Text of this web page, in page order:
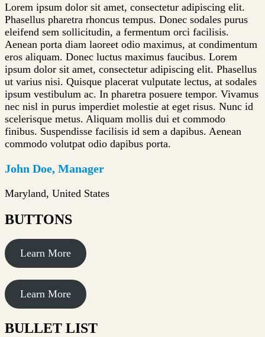
Lorem ipsum dolor sit amet, consectetur adipiscing elit.
Phasellus pharetra rhoncus tempus. Donec sodales purus
eleifend sem sollicitudin, a fermentum orci facilisis.
Aenean porta diam laoreet odio maximus, at condimentum
eros aliquam. Donec luctus maximus faucibus. Lorem
ipsum dolor sit amet, consectetur adipiscing elit. Phasellus
ut varius nisi. Quisque placerat vulputate lectus, at sodales
ipsum vestibulum ac. In pharetra posuere tempor. Vivamus
nec nisl in purus imperdiet molestie at eget risus. Nunc id
scelerisque metus. Aliquam mollis dui et commodo
finibus. Suspendisse facilisis id sem a dapibus. Aenean
commodo volutpat odio dapibus porta.
John Doe, Manager
Maryland, United States
BUTTONS
Learn More
Learn More
BULLET LIST